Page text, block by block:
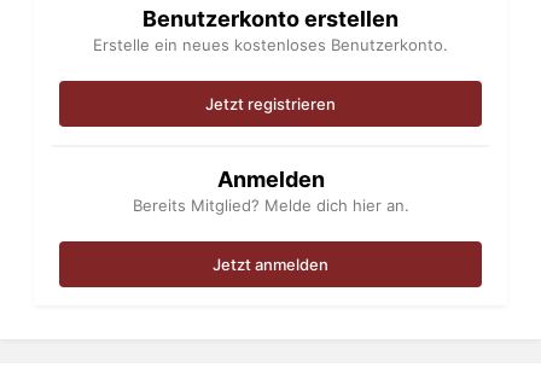
Benutzerkonto erstellen
Erstelle ein neues kostenloses Benutzerkonto.
Jetzt registrieren
Anmelden
Bereits Mitglied? Melde dich hier an.
Jetzt anmelden